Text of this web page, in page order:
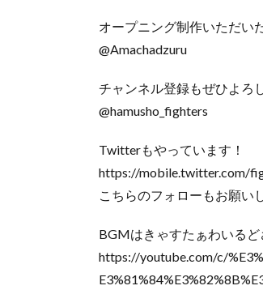
オープニング制作いただい
@Amachadzuru
チャンネル登録もぜひよろ
@hamusho_fighters
Twitterもやっています！
https://mobile.twitter.com/
こちらのフォローもお願い
BGMはきゃすたぁわいるど
https://youtube.com/c/